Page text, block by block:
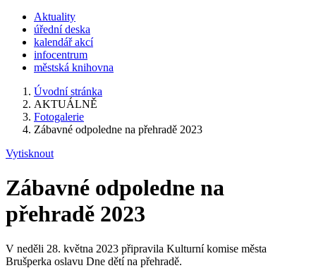
Aktuality
úřední deska
kalendář akcí
infocentrum
městská knihovna
Úvodní stránka
AKTUÁLNĚ
Fotogalerie
Zábavné odpoledne na přehradě 2023
Vytisknout
Zábavné odpoledne na
přehradě 2023
V neděli 28. května 2023 připravila Kulturní komise města
Brušperka oslavu Dne dětí na přehradě.